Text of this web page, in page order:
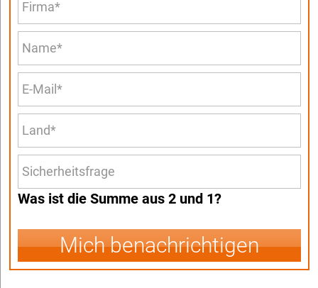
Was ist die Summe aus 2 und 1?
Mich benachrichtigen